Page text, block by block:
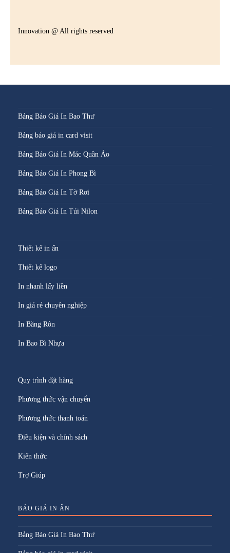
Innovation @ All rights reserved
Bảng Báo Giá In Bao Thư
Bảng báo giá in card visit
Bảng Báo Giá In Mác Quần Áo
Bảng Báo Giá In Phong Bì
Bảng Báo Giá In Tờ Rơi
Bảng Báo Giá In Túi Nilon
Thiết kế in ấn
Thiết kế logo
In nhanh lấy liền
In giá rẻ chuyên nghiệp
In Băng Rôn
In Bao Bì Nhựa
Quy trình đặt hàng
Phương thức vận chuyển
Phương thức thanh toán
Điều kiện và chính sách
Kiến thức
Trợ Giúp
BÁO GIÁ IN ẤN
Bảng Báo Giá In Bao Thư